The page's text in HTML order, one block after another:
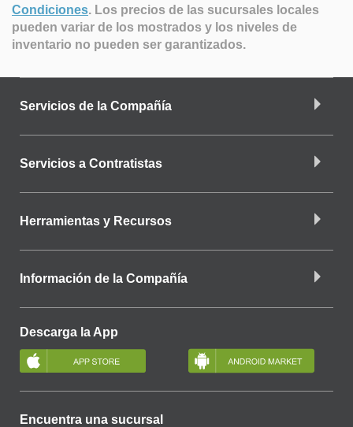
Condiciones. Los precios de las sucursales locales
pueden variar de los mostrados y los niveles de
inventario no pueden ser garantizados.
Servicios de la Compañía
Servicios a Contratistas
Herramientas y Recursos
Información de la Compañía
Descarga la App
Encuentra una sucursal